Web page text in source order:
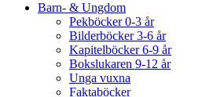
Barn- & Ungdom
Pekböcker 0-3 år
Bilderböcker 3-6 år
Kapitelböcker 6-9 år
Bokslukaren 9-12 år
Unga vuxna
Faktaböcker